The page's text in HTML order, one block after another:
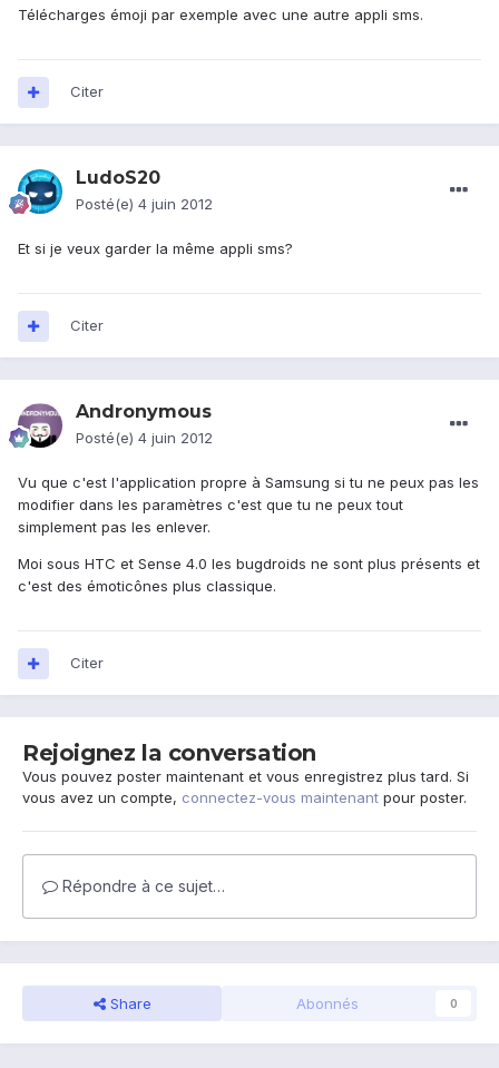
Télécharges émoji par exemple avec une autre appli sms.
Citer
LudoS20
Posté(e) 4 juin 2012
Et si je veux garder la même appli sms?
Citer
Andronymous
Posté(e) 4 juin 2012
Vu que c'est l'application propre à Samsung si tu ne peux pas les
modifier dans les paramètres c'est que tu ne peux tout
simplement pas les enlever.
Moi sous HTC et Sense 4.0 les bugdroids ne sont plus présents et
c'est des émoticônes plus classique.
Citer
Rejoignez la conversation
Vous pouvez poster maintenant et vous enregistrez plus tard. Si
vous avez un compte, connectez-vous maintenant pour poster.
Répondre à ce sujet…
Share Abonnés 0